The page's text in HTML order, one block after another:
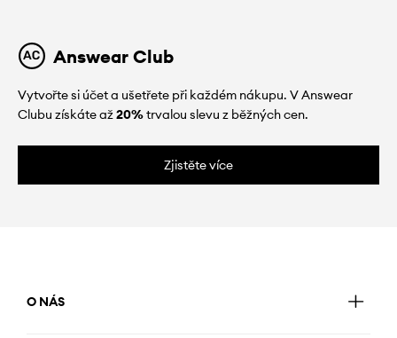
Answear Club
Vytvořte si účet a ušetřete při každém nákupu. V Answear
Clubu získáte až20%trvalou slevu z běžných cen.
Zjistěte více
O NÁS